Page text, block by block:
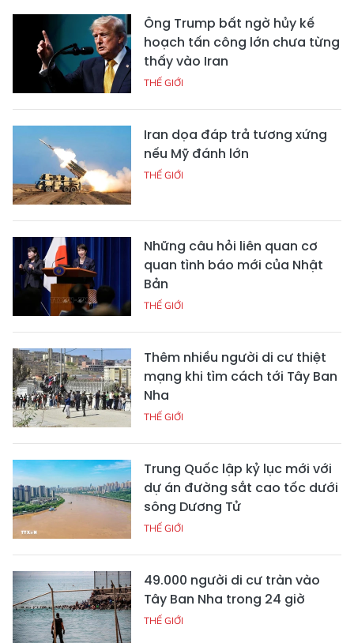
Ông Trump bất ngờ hủy kế
hoạch tấn công lớn chưa từng
thấy vào Iran
THẾ GIỚI
Iran dọa đáp trả tương xứng
nếu Mỹ đánh lớn
THẾ GIỚI
Những câu hỏi liên quan cơ
quan tình báo mới của Nhật
Bản
THẾ GIỚI
Thêm nhiều người di cư thiệt
mạng khi tìm cách tới Tây Ban
Nha
THẾ GIỚI
Trung Quốc lập kỷ lục mới với
dự án đường sắt cao tốc dưới
sông Dương Tử
THẾ GIỚI
49.000 người di cư tràn vào
Tây Ban Nha trong 24 giờ
THẾ GIỚI